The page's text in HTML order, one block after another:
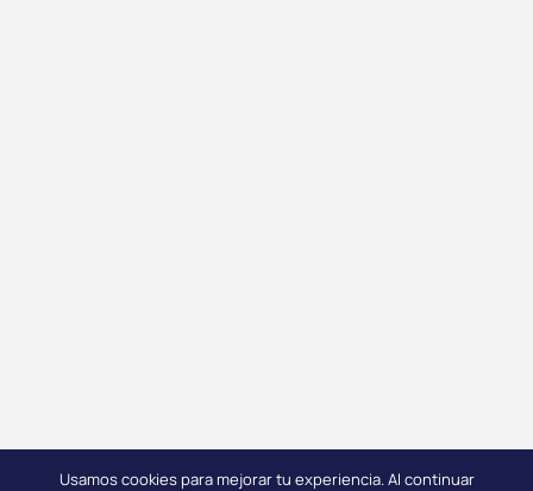
Usamos cookies para mejorar tu experiencia. Al continuar